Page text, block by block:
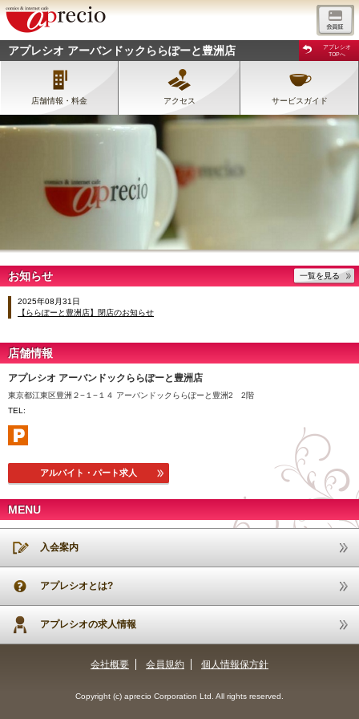
アプレシオ アーバンドックららぽーと豊洲店
アプレシオ
TOPへ
店舗情報・料金 アクセス サービスガイド
お知らせ 一覧を見る
2025年08月31日
【ららぽーと豊洲店】閉店のお知らせ
店舗情報
アプレシオ アーバンドックららぽーと豊洲店
東京都江東区豊洲２−１−１４ アーバンドックららぽーと豊洲2 2階
TEL:
アルバイト・パート求人
MENU
入会案内
アプレシオとは?
アプレシオの求人情報
会社概要 会員規約 個人情報保方針
Copyright (c) aprecio Corporation Ltd. All rights reserved.